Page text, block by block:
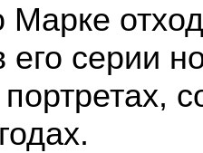
Марке
его серии